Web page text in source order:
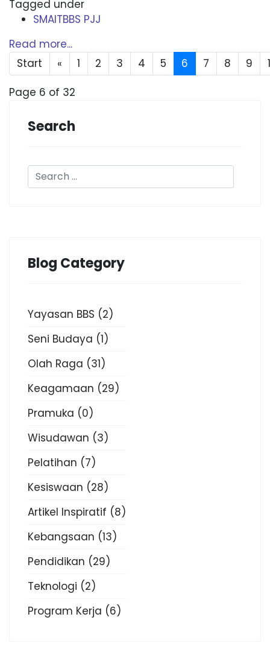
Tagged under
SMAITBBS PJJ
Read more...
Start
« 1 2 3 4 5 6 7 8 9
Page 6 of 32
Search
Blog Category
Yayasan BBS (2)
Seni Budaya (1)
Olah Raga (31)
Keagamaan (29)
Pramuka (0)
Wisudawan (3)
Pelatihan (7)
Kesiswaan (28)
Artikel Inspiratif (8)
Kebangsaan (13)
Pendidikan (29)
Teknologi (2)
Program Kerja (6)